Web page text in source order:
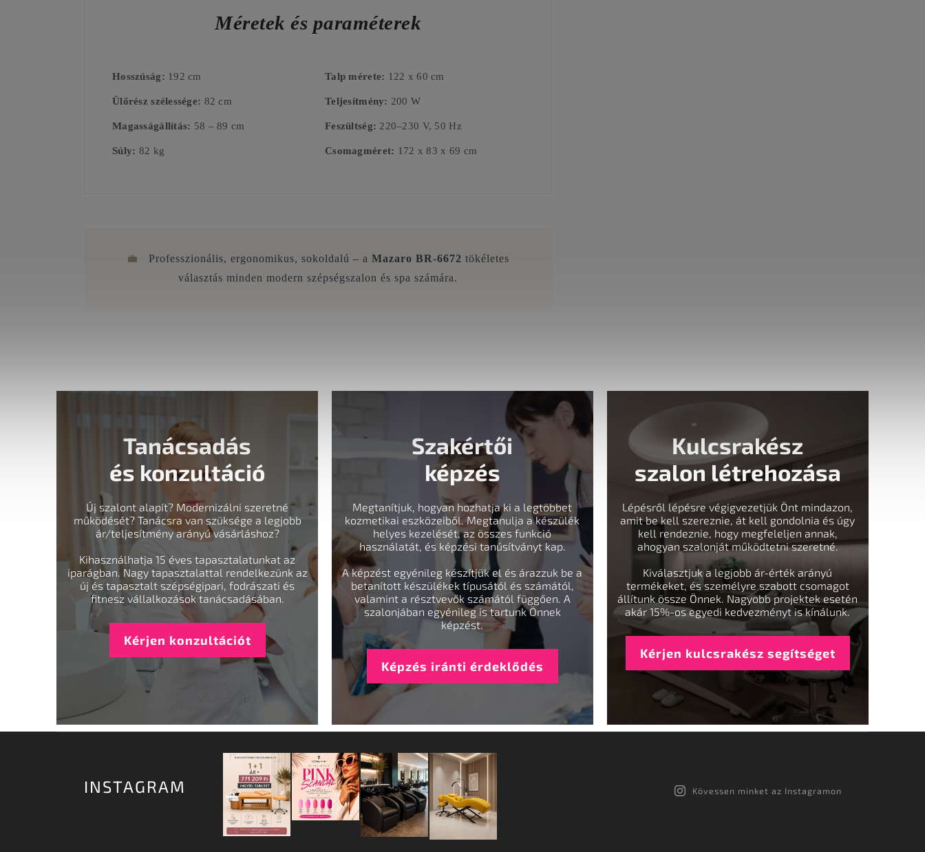
Méretek és paraméterek
Hosszúság: 192 cm
Ülőrész szélessége: 82 cm
Magasságállítás: 58 – 89 cm
Súly: 82 kg
Talp mérete: 122 x 60 cm
Teljesítmény: 200 W
Feszültség: 220–230 V, 50 Hz
Csomagméret: 172 x 83 x 69 cm
💼 Professzionális, ergonomikus, sokoldalú – a Mazaro BR-6672 tökéletes
választás minden modern szépségszalon és spa számára.
Tanácsadás
és konzultáció
Új szalont alapít? Modernizálni szeretné
működését? Tanácsra van szüksége a legjobb
ár/teljesítmény arányú vásárláshoz?
Kihasználhatja 15 éves tapasztalatunkat az
iparágban. Nagy tapasztalattal rendelkezünk az
új és tapasztalt szépségipari, fodrászati és
fitnesz vállalkozások tanácsadásában.
Kérjen konzultációt
Szakértői
képzés
Megtanítjuk, hogyan hozhatja ki a legtöbbet
kozmetikai eszközeiből. Megtanulja a készülék
helyes kezelését, az összes funkció
használatát, és képzési tanúsítványt kap.
A képzést egyénileg készítjük el és árazzuk be a
betanított készülékek típusától és számától,
valamint a résztvevők számától függően. A
szalonjában egyénileg is tartunk Önnek
képzést.
Képzés iránti érdeklődés
Kulcsrakész
szalon létrehozása
Lépésről lépésre végigvezetjük Önt mindazon,
amit be kell szereznie, át kell gondolnia és úgy
kell rendeznie, hogy megfeleljen annak,
ahogyan szalonját működtetni szeretné.
Kiválasztjuk a legjobb ár-érték arányú
termékeket, és személyre szabott csomagot
állítunk össze Önnek. Nagyobb projektek esetén
akár 15%-os egyedi kedvezményt is kínálunk.
Kérjen kulcsrakész segítséget
INSTAGRAM Kövessen minket az Instagramon